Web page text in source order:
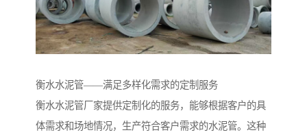
衡水水泥管——满足多样化需求的定制服务
衡水水泥管厂家提供定制化的服务，能够根据客户的具
体需求和场地情况，生产符合客户需求的水泥管。这种